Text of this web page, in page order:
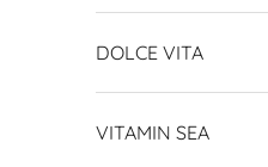
DOLCE VITA
VITAMIN SEA